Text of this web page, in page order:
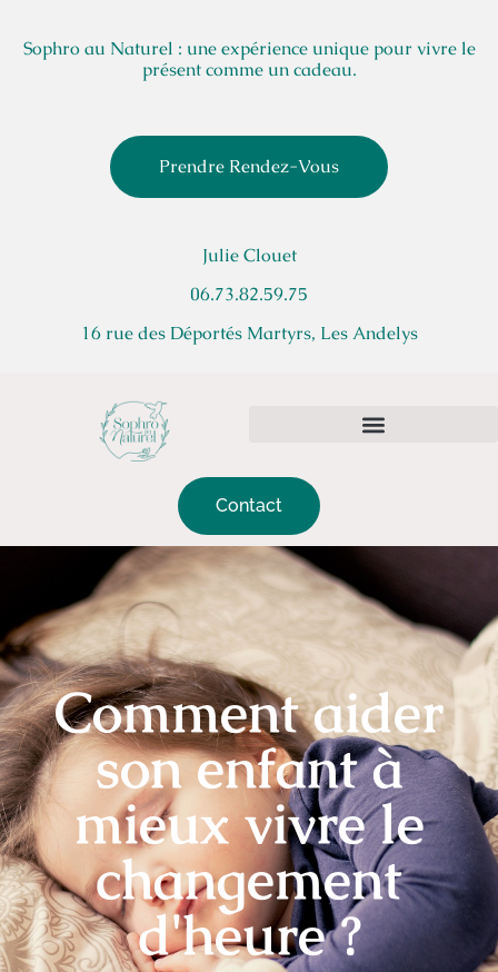
Sophro au Naturel : une expérience unique pour vivre le
présent comme un cadeau.
Prendre Rendez-Vous
Julie Clouet
06.73.82.59.75
16 rue des Déportés Martyrs, Les Andelys
Contact
Comment aider
son enfant à
mieux vivre le
changement
d'heure ?